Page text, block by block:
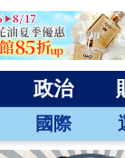
政治
國際